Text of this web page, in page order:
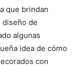
que brindan
diseño de
algunas
idea de cómo
con